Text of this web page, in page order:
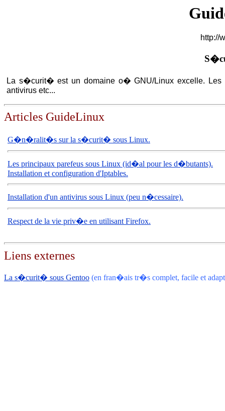
http://
La s�curit� est un domaine o� GNU/Linux excelle. Les
antivirus etc...
Articles GuideLinux
G�n�ralit�s sur la s�curit� sous Linux.
Les principaux parefeus sous Linux (id�al pour les d�butants).
Installation et configuration d'Iptables.
Installation d'un antivirus sous Linux (peu n�cessaire).
Respect de la vie priv�e en utilisant Firefox.
Liens externes
La s�curit� sous Gentoo (en fran�ais tr�s complet, facile et